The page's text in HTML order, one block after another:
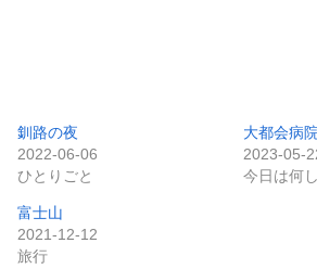
釧路の夜
2022-06-06
ひとりごと
大都会病院
2023-05-
今日は何
富士山
2021-12-12
旅行